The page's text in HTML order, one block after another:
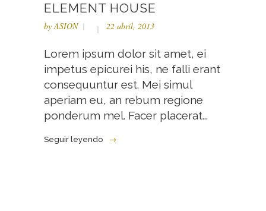
ELEMENT HOUSE
byASION 22 abril, 2013
Lorem ipsum dolor sit amet, ei
impetus epicurei his, ne falli erant
consequuntur est. Mei simul
aperiam eu, an rebum regione
ponderum mel. Facer placerat...
Seguir leyendo